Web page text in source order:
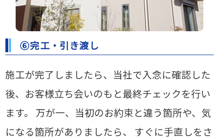
⑥完工・引き渡し
施工が完了しましたら、当社で入念に確認した
後、お客様立ち会いのもと最終チェックを行い
ます。
万が一、当初のお約束と違う箇所や、気
になる箇所がありましたら、
すぐに手直しをさ